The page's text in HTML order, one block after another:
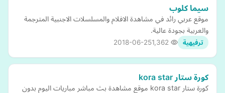
سيما كلوب
موقع عربي رائد في مشاهدة الافلام والمسلسلات الاجنبية المترجمة
والعربية بجودة عالية.
ترفيهية 2018-06-25
كورة ستار kora star
كورة ستار kora star موقع مشاهدة بث مباشر مباريات اليوم بدون